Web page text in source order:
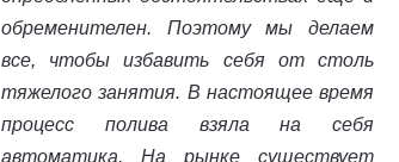
обременителен. Поэтому мы делаем
все, чтобы избавить себя от столь
тяжелого занятия. В настоящее время
процесс полива взяла на себя
автоматика. На рынке существует